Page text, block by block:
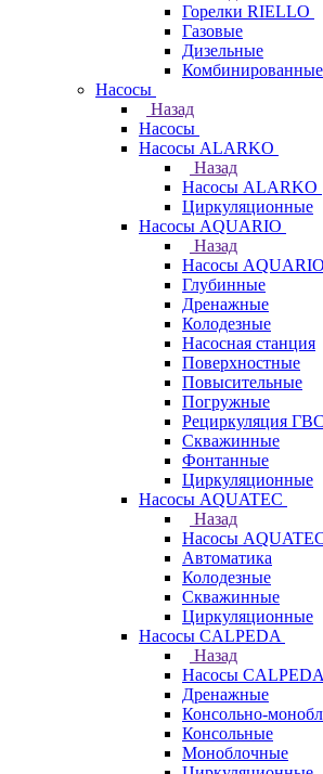
Горелки RIELLO
Газовые
Дизельные
Комбинированные
Насосы
Назад
Насосы
Насосы ALARKO
Назад
Насосы ALARKO
Циркуляционные
Насосы AQUARIO
Назад
Насосы AQUARIO
Глубинные
Дренажные
Колодезные
Насосная станция
Поверхностные
Повысительные
Погружные
Рециркуляция ГВС
Скважинные
Фонтанные
Циркуляционные
Насосы AQUATEC
Назад
Насосы
Автоматика
Колодезные
Скважинные
Циркуляционные
Насосы CALPEDA
Назад
Насосы CALPEDA
Дренажные
Консольно-
Консольные
Моноблочные